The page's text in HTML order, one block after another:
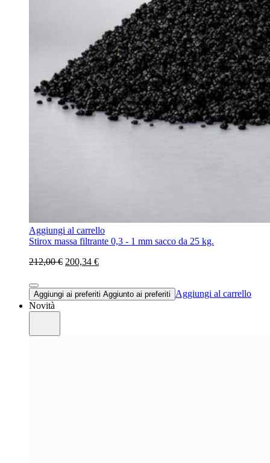
Aggiungi al carrello
Stirox massa filtrante 0,3 - 1 mm sacco da 25 kg.
212,00 € 200,34 €
Aggiungi ai preferiti Aggiunto ai preferiti
Aggiungi al carrello
Novità